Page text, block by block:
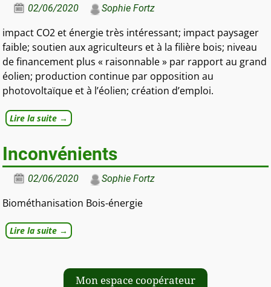
02/06/2020 Sophie Fortz
impact CO2 et énergie très intéressant; impact paysager
faible; soutien aux agriculteurs et à la filière bois; niveau
de financement plus « raisonnable » par rapport au grand
éolien; production continue par opposition au
photovoltaïque et à l’éolien; création d’emploi.
Lire la suite →
Inconvénients
02/06/2020 Sophie Fortz
Biométhanisation Bois-énergie
Lire la suite →
Mon espace coopérateur